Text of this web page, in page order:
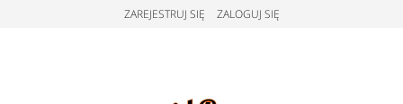
ZAREJESTRUJ SIĘ ZALOGUJ SIĘ